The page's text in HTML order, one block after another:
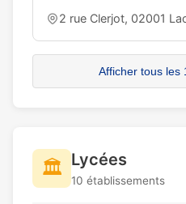
2 rue Clerjot, 02001
Afficher tous les
🏛️ Lycées
10 établissements